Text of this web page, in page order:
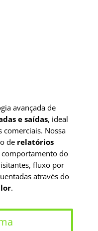
avançada de
e saídas, ideal
comerciais. Nossa
de relatórios
do
fluxo por
através do
.